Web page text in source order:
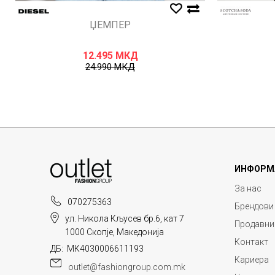
ЏЕМПЕР
12.495 МКД
24.990МКД
070275363
ул. Никола Кљусев бр.6, кат 7
1000 Скопје, Македонија
ДБ: МК4030006611193
outlet@fashiongroup.com.mk
За нас
Брендови
Контакт
Кариера